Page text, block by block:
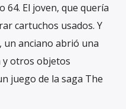
El joven, que quería
cartuchos usados. Y
un anciano abrió una
y otros objetos
juego de la saga The